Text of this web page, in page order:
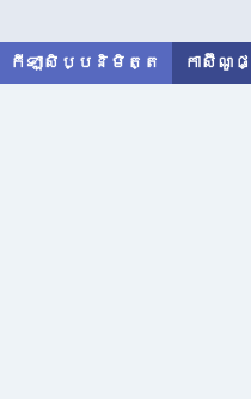
កីឡាសិប្បនិមិត្ត កាស៊ីណូ